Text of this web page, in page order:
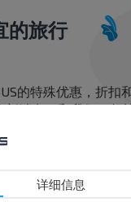
的旅行
的特殊优惠，折扣
新消息，和我们一起
详细信息